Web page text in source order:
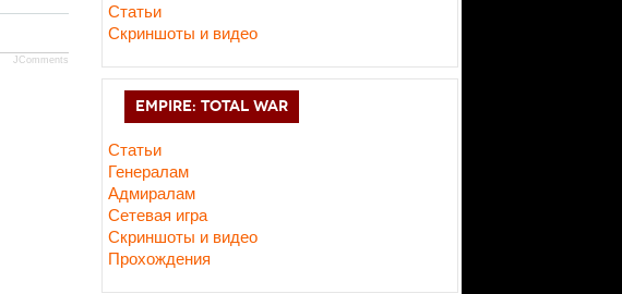
JComments
Статьи
Скриншоты и видео
EMPIRE: TOTAL WAR
Статьи
Генералам
Адмиралам
Сетевая игра
Скриншоты и видео
Прохождения